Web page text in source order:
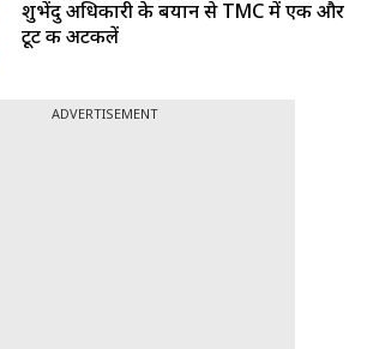
शुभेंदु अधिकारी के बयान से TMC में एक और
टूट की अटकलें
ADVERTISEMENT